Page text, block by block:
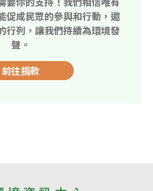
促成民眾的參與和行動，邀
行列，讓我們持續為環境發
聲。
前往捐款